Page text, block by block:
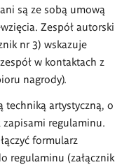
są ze sobą umową
Zespół autorski
nr 3) wskazuje
w kontaktach z
nagrody).
techniką artystyczną, o
regulaminu.
formularz
regulaminu (załącznik